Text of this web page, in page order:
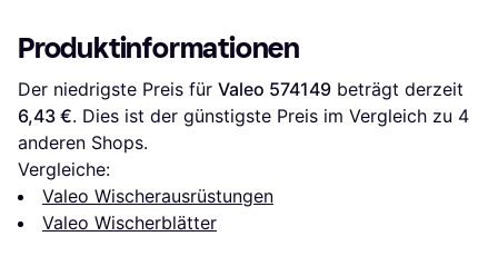
Produktinformationen
Der niedrigste Preis für Valeo 574149
6,43 €. Dies ist der günstigste Preis im Vergleich zu 4
anderen Shops.
Vergleiche:
Valeo Wischerausrüstungen
Valeo Wischerblätter